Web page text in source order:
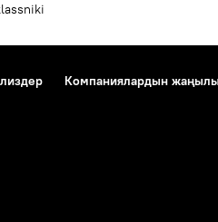
Компаниялардын